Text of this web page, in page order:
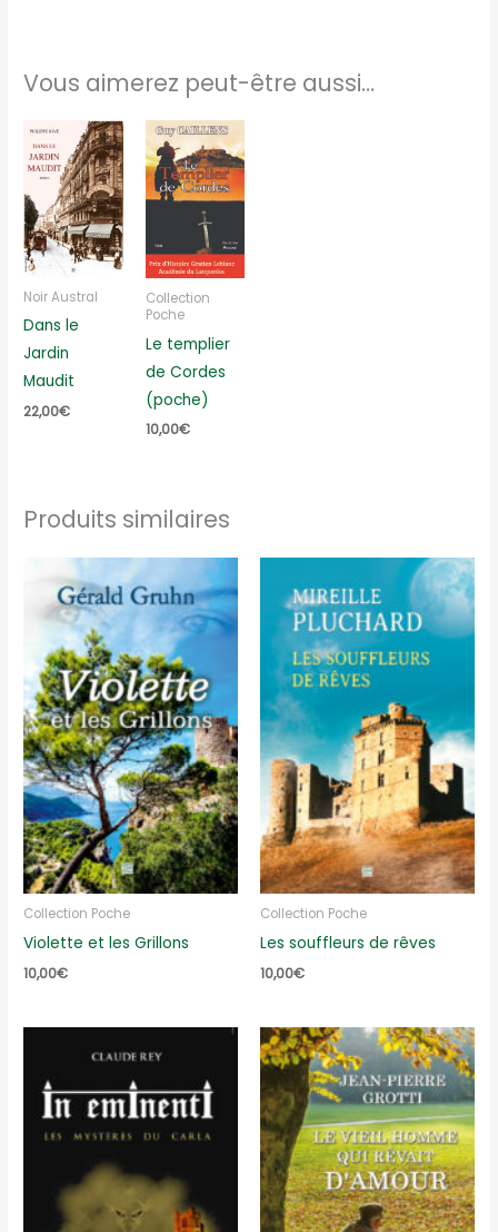
Vous aimerez peut-être aussi…
Noir Austral
Dans le
Jardin
Maudit
22,00€
Collection
Poche
Le templier
de Cordes
(poche)
10,00€
Produits similaires
Collection Poche
Violette et les Grillons
10,00€
Collection Poche
Les souffleurs de rêves
10,00€